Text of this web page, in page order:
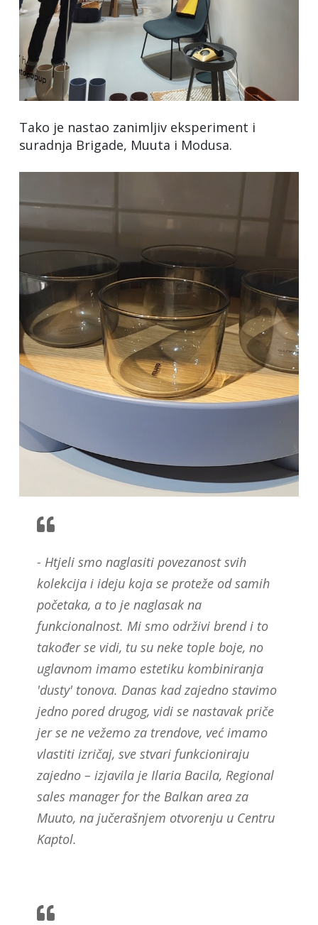
Tako je nastao zanimljiv eksperiment i
suradnja Brigade, Muuta i Modusa.
- Htjeli smo naglasiti povezanost svih
kolekcija i ideju koja se proteže od samih
početaka, a to je naglasak na
funkcionalnost. Mi smo održivi brend i to
također se vidi, tu su neke tople boje, no
uglavnom imamo estetiku kombiniranja
'dusty' tonova. Danas kad zajedno stavimo
jedno pored drugog, vidi se nastavak priče
jer se ne vežemo za trendove, već imamo
vlastiti izričaj, sve stvari funkcioniraju
zajedno – izjavila je Ilaria Bacila, Regional
sales manager for the Balkan area za
Muuto, na jučerašnjem otvorenju u Centru
Kaptol.